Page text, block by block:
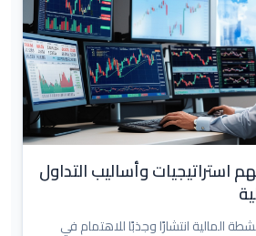
استراتيجيات وأساليب التداول
المالية انتشارًا وجذبًا للاهتمام في